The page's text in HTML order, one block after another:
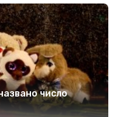
число